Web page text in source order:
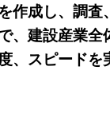
作成し、調
、建設産業
、スピードを